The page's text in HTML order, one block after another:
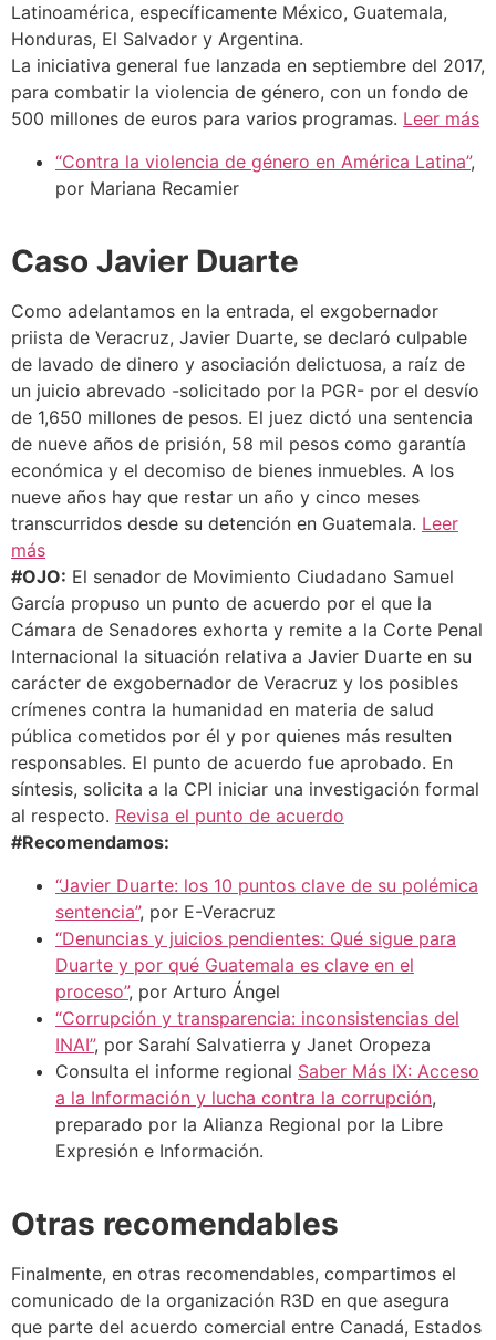
Latinoamérica, específicamente México, Guatemala,
Honduras, El Salvador y Argentina.
La iniciativa general fue lanzada en septiembre del 2017,
para combatir la violencia de género, con un fondo de
500 millones de euros para varios programas. Leer más
“Contra la violencia de género en América Latina”,
por Mariana Recamier
Caso Javier Duarte
Como adelantamos en la entrada, el exgobernador
priista de Veracruz, Javier Duarte, se declaró culpable
de lavado de dinero y asociación delictuosa, a raíz de
un juicio abrevado -solicitado por la PGR- por el desvío
de 1,650 millones de pesos. El juez dictó una sentencia
de nueve años de prisión, 58 mil pesos como garantía
económica y el decomiso de bienes inmuebles. A los
nueve años hay que restar un año y cinco meses
transcurridos desde su detención en Guatemala. Leer
más
#OJO: El senador de Movimiento Ciudadano Samuel
García propuso un punto de acuerdo por el que la
Cámara de Senadores exhorta y remite a la Corte Penal
Internacional la situación relativa a Javier Duarte en su
carácter de exgobernador de Veracruz y los posibles
crímenes contra la humanidad en materia de salud
pública cometidos por él y por quienes más resulten
responsables. El punto de acuerdo fue aprobado. En
síntesis, solicita a la CPI iniciar una investigación formal
al respecto. Revisa el punto de acuerdo
#Recomendamos:
“Javier Duarte: los 10 puntos clave de su polémica
sentencia”, por E-Veracruz
“Denuncias y juicios pendientes: Qué sigue para
Duarte y por qué Guatemala es clave en el
proceso”, por Arturo Ángel
“Corrupción y transparencia: inconsistencias del
INAI”, por Sarahí Salvatierra y Janet Oropeza
Consulta el informe regional Saber Más IX: Acceso
a la Información y lucha contra la corrupción,
preparado por la Alianza Regional por la Libre
Expresión e Información.
Otras recomendables
Finalmente, en otras recomendables, compartimos el
comunicado de la organización R3D en que asegura
que parte del acuerdo comercial entre Canadá, Estados